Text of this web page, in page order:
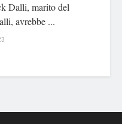
Dalli, marito del
avrebbe ...